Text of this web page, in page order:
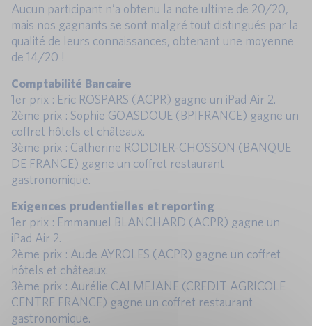
Aucun participant n’a obtenu la note ultime de 20/20,
mais nos gagnants se sont malgré tout distingués par la
qualité de leurs connaissances, obtenant une moyenne
de 14/20 !
Comptabilité Bancaire
1er prix : Eric ROSPARS (ACPR) gagne un iPad Air 2.
2ème prix : Sophie GOASDOUE (BPIFRANCE) gagne un
coffret hôtels et châteaux.
3ème prix : Catherine RODDIER-CHOSSON (BANQUE
DE FRANCE) gagne un coffret restaurant
gastronomique.
Exigences prudentielles et reporting
1er prix : Emmanuel BLANCHARD (ACPR) gagne un
iPad Air 2.
2ème prix : Aude AYROLES (ACPR) gagne un coffret
hôtels et châteaux.
3ème prix : Aurélie CALMEJANE (CREDIT AGRICOLE
CENTRE FRANCE) gagne un coffret restaurant
gastronomique.